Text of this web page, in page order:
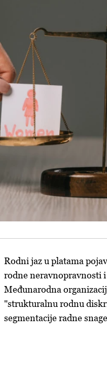
Rodni jaz u platama
rodne neravnopravnosti
Međunarodna
"strukturalnu rodnu
segmentacije radne